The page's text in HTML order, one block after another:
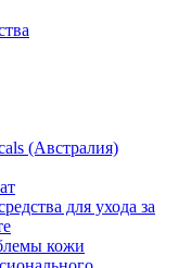
(Австралия)
для ухода за
кожи